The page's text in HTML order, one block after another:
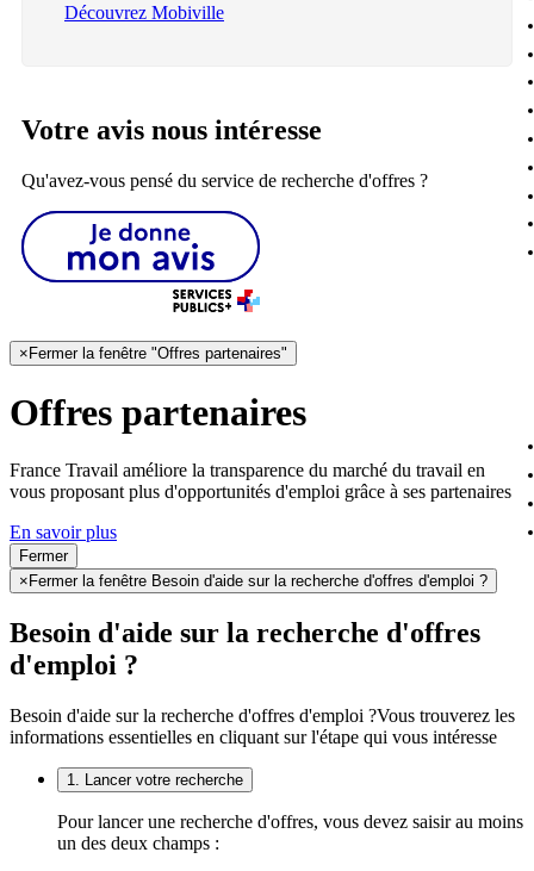
Découvrez Mobiville
Votre avis nous intéresse
Qu'avez-vous pensé du service de recherche d'offres ?
×Fermer la fenêtre "Offres partenaires"
Offres partenaires
France Travail améliore la transparence du marché du travail en
vous proposant plus d'opportunités d'emploi grâce à ses partenaires
En savoir plus
Fermer
× Fermer la fenêtre Besoin d'aide sur la recherche d'offres d'emploi ?
Besoin d'aide sur la recherche d'offres
d'emploi ?
Besoin d'aide sur la recherche d'offres d'emploi ?Vous trouverez les
informations essentielles en cliquant sur l'étape qui vous intéresse
1. Lancer votre recherche
Pour lancer une recherche d'offres, vous devez saisir au moins
un des deux champs :